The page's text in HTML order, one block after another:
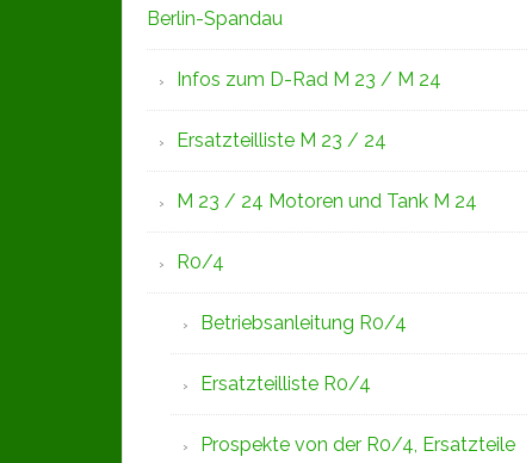
Berlin-Spandau
Infos zum D-Rad M 23 / M 24
Ersatzteilliste M 23 / 24
M 23 / 24 Motoren und Tank M 24
R0/4
Betriebsanleitung R0/4
Ersatzteilliste R0/4
Prospekte von der R0/4, Ersatzteile